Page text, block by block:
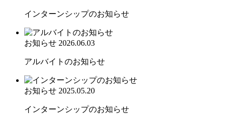
インターンシップのお知らせ
お知らせ 2026.06.03
アルバイトのお知らせ
お知らせ 2025.05.20
インターンシップのお知らせ